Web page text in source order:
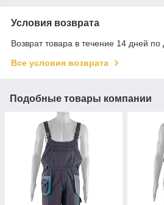
Условия возврата
Возврат товара в течение 14 дней по
Все условия возврата
Подобные товары компании